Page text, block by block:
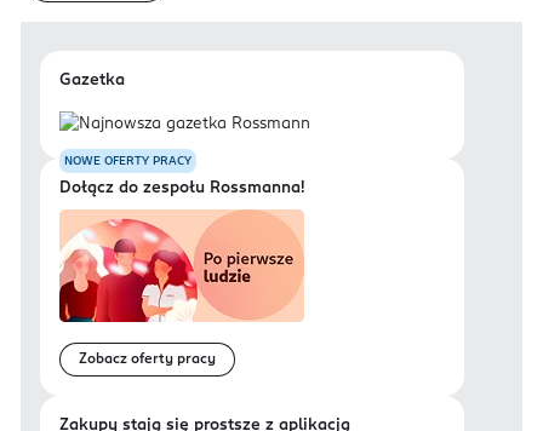
Gazetka
NOWE OFERTY PRACY
Dołącz do zespołu Rossmanna!
Zobacz oferty pracy
Zakupy stają się prostsze z aplikacją